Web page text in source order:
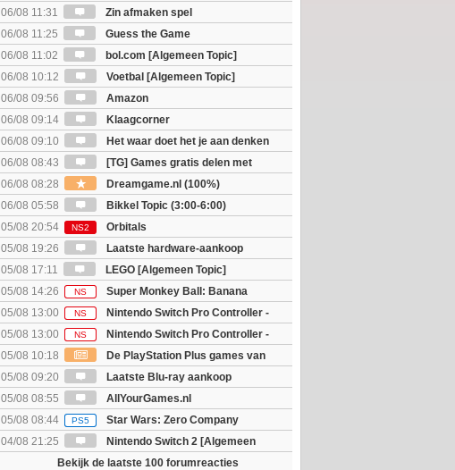
Fighting Souls & Beast of Reincarnation
06/08 11:31
Zin afmaken spel
06/08 11:25
Guess the Game
06/08 11:02
bol.com [Algemeen Topic]
06/08 10:12
Voetbal [Algemeen Topic]
06/08 09:56
Amazon
06/08 09:14
Klaagcorner
06/08 09:10
Het waar doet het je aan denken
spel! (3 posts wachten!)
06/08 08:43
[TG] Games gratis delen met
elkaar.
06/08 08:28
Dreamgame.nl (100%)
06/08 05:58
Bikkel Topic (3:00-6:00)
05/08 20:54
NS2
Orbitals
05/08 19:26
Laatste hardware-aankoop
05/08 17:11
LEGO [Algemeen Topic]
05/08 14:26
NS
Super Monkey Ball: Banana
Rumble
05/08 13:00 NS
Nintendo Switch Pro Controller -
Splatoon 3 Edition
05/08 13:00 NS
Nintendo Switch Pro Controller -
Monster Hunter Rise Sunbreak Edition
05/08 10:18
De PlayStation Plus games van
augustus zijn bekend
05/08 09:20
Laatste Blu-ray aankoop
05/08 08:55
AllYourGames.nl
05/08 08:44
PS5
Star Wars: Zero Company
04/08 21:25
Nintendo Switch 2 [Algemeen
Bekijk de laatste 100 forumreacties